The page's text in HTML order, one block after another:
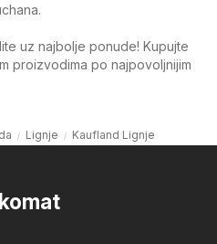
uz najbolje ponude! Kupujte
proizvodima po najpovoljnijim
Lignje Kaufland Lignje